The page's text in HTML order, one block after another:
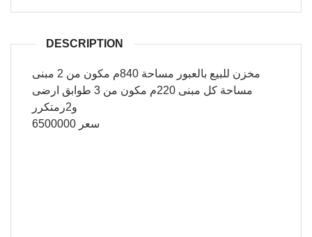
DESCRIPTION
مخزن للبيع بالعبور مساحة 840م مكون من 2 مبنى
مساحة كل مبنى 220م مكون من 3 طوابق ارضى
و2رمتكرر
سعر 6500000